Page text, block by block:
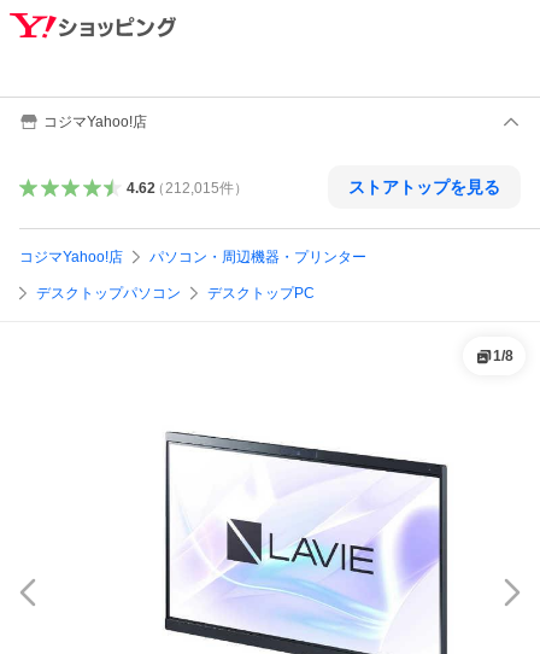
コジマYahoo!店
4.62（ 212,015件） ストアトップを見る
コジマYahoo!店 パソコン・周辺機器・プリンター
デスクトップパソコン デスクトップPC
1/8